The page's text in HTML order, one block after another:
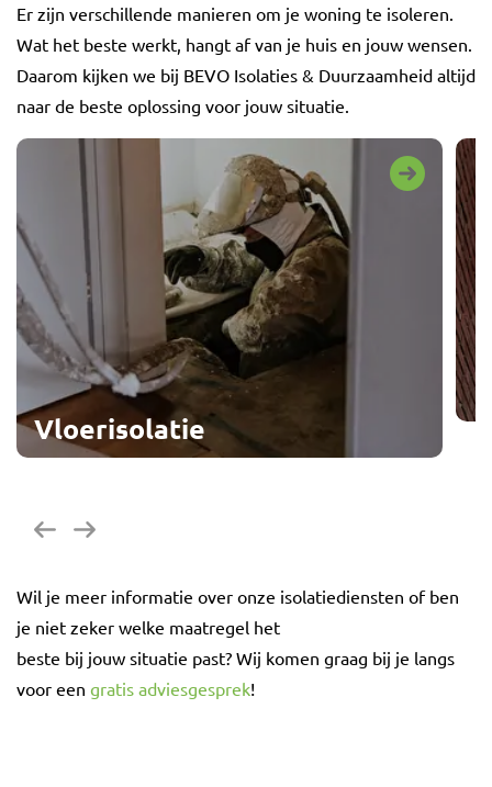
Er zijn verschillende manieren om je woning te isoleren.
Wat het beste werkt, hangt af van je huis en jouw wensen.
Daarom kijken we bij BEVO Isolaties & Duurzaamheid altijd
naar de beste oplossing voor jouw situatie.
Vloerisolatie
Wil je meer informatie over onze isolatiediensten of ben
je niet zeker welke maatregel het
beste bij jouw situatie past? Wij komen graag bij je langs
voor een gratis adviesgesprek!